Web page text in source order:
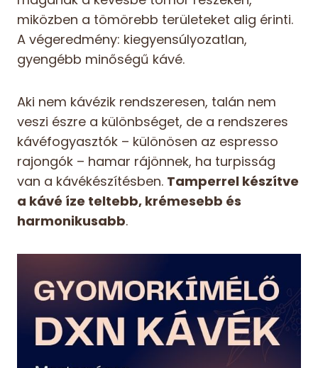
miközben a tömörebb területeket alig érinti.
A végeredmény: kiegyensúlyozatlan,
gyengébb minőségű kávé.
Aki nem kávézik rendszeresen, talán nem
veszi észre a különbséget, de a rendszeres
kávéfogyasztók – különösen az espresso
rajongók – hamar rájönnek, ha turpisság
van a kávékészítésben. Tamperrel készítve
a kávé íze teltebb, krémesebb és
harmonikusabb.